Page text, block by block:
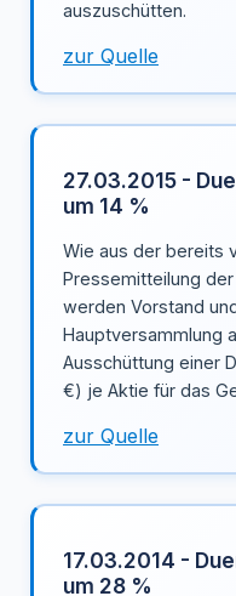
auszuschütten.
zur Quelle
27.03.2015 -
um 14 %
Wie aus der bereits
Pressemitteilung der
werden Vorstand
Hauptversammlung
Ausschüttung einer
€) je Aktie für das
zur Quelle
17.03.2014 -
um 28 %